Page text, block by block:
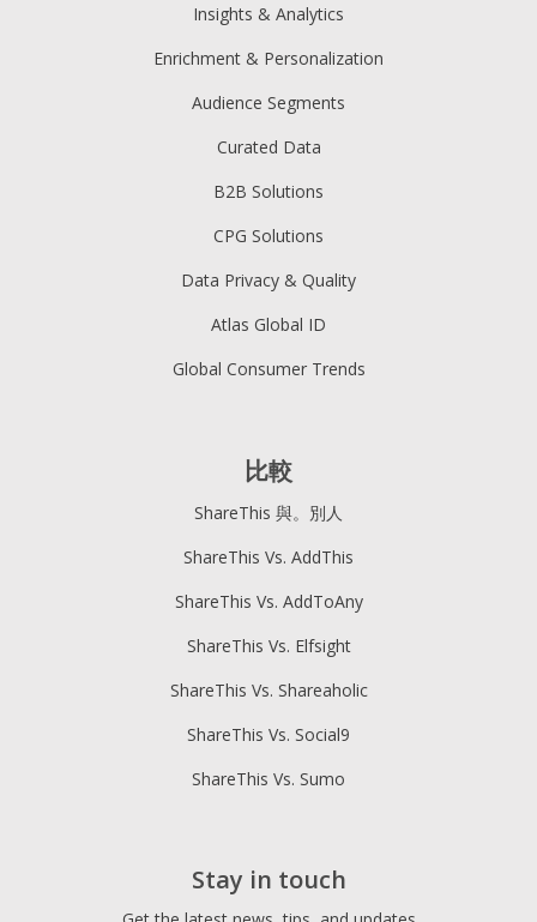
Insights & Analytics
Enrichment & Personalization
Audience Segments
Curated Data
B2B Solutions
CPG Solutions
Data Privacy & Quality
Atlas Global ID
Global Consumer Trends
比較
ShareThis 與。別人
ShareThis Vs. AddThis
ShareThis Vs. AddToAny
ShareThis Vs. Elfsight
ShareThis Vs. Shareaholic
ShareThis Vs. Social9
ShareThis Vs. Sumo
Stay in touch